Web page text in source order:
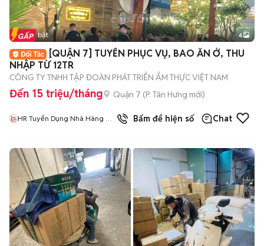
+2
Tin nổi bật 6
[QUẬN 7] TUYỂN PHỤC VỤ, BAO ĂN Ở, THU
NHẬP TỪ 12TR
CÔNG TY TNHH TẬP ĐOÀN PHÁT TRIỂN ẨM THỰC VIỆT NAM
Đến 15 triệu/tháng Quận 7 (P. Tân Hưng mới)
HR Tuyển Dụng Nhà Hàng Bò
Bấm để hiện số Chat